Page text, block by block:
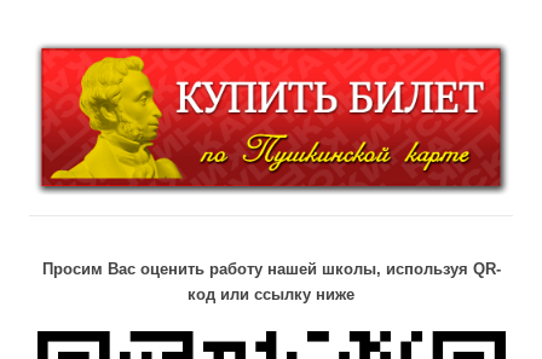
Просим Вас оценить работу нашей школы, используя QR-
код или ссылку ниже